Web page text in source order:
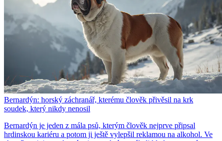
Bernardýn: horský záchranář, kterému člověk přivěsil na krk
soudek, který nikdy nenosil
Bernardýn je jeden z mála psů, kterým člověk nejprve připsal
hrdinskou kariéru a potom ji ještě vylepšil reklamou na alkohol. Ve